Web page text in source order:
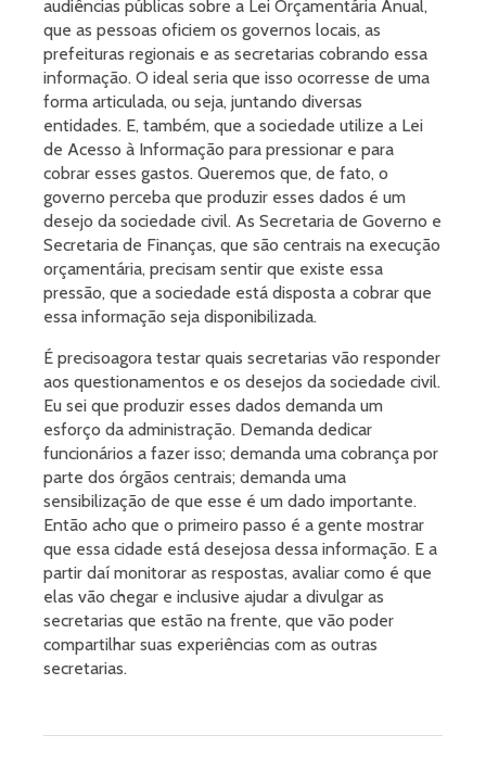
audiências públicas sobre a Lei Orçamentária Anual,
que as pessoas oficiem os governos locais, as
prefeituras regionais e as secretarias cobrando essa
informação. O ideal seria que isso ocorresse de uma
forma articulada, ou seja, juntando diversas
entidades. E, também, que a sociedade utilize a Lei
de Acesso à Informação para pressionar e para
cobrar esses gastos. Queremos que, de fato, o
governo perceba que produzir esses dados é um
desejo da sociedade civil. As Secretaria de Governo e
Secretaria de Finanças, que são centrais na execução
orçamentária, precisam sentir que existe essa
pressão, que a sociedade está disposta a cobrar que
essa informação seja disponibilizada.
É precisoagora testar quais secretarias vão responder
aos questionamentos e os desejos da sociedade civil.
Eu sei que produzir esses dados demanda um
esforço da administração. Demanda dedicar
funcionários a fazer isso; demanda uma cobrança por
parte dos órgãos centrais; demanda uma
sensibilização de que esse é um dado importante.
Então acho que o primeiro passo é a gente mostrar
que essa cidade está desejosa dessa informação. E a
partir daí monitorar as respostas, avaliar como é que
elas vão chegar e inclusive ajudar a divulgar as
secretarias que estão na frente, que vão poder
compartilhar suas experiências com as outras
secretarias.